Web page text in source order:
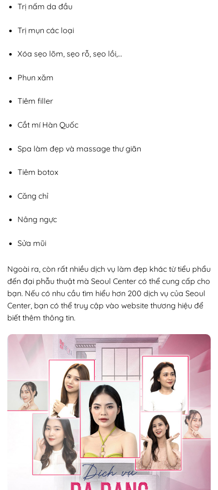
Trị nấm da đầu
Trị mụn các loại
Xóa sẹo lõm, sẹo rỗ, sẹo lồi,…
Phun xăm
Tiêm filler
Cắt mí Hàn Quốc
Spa làm đẹp và massage thư giãn
Tiêm botox
Căng chỉ
Nâng ngực
Sửa mũi
Ngoài ra, còn rất nhiều dịch vụ làm đẹp khác từ tiểu phẩu
đến đại phẫu thuật mà Seoul Center có thể cung cấp cho
bạn. Nếu có nhu cầu tìm hiểu hơn 200 dịch vụ của Seoul
Center, bạn có thể truy cập vào website thương hiệu để
biết thêm thông tin.